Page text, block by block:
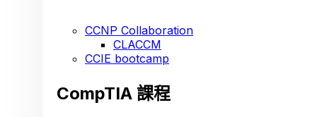
CCNP Collaboration
CLACCM
CCIE bootcamp
CompTIA 課程